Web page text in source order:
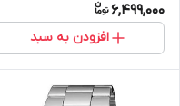
6,499,000
افزودن به سبد